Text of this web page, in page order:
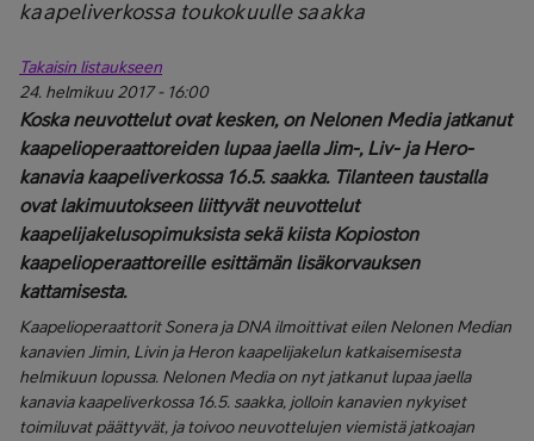
kaapeliverkossa toukokuulle saakka
Takaisin listaukseen
24. helmikuu 2017 - 16:00
Koska neuvottelut ovat kesken, on Nelonen Media jatkanut
kaapelioperaattoreiden lupaa jaella Jim-, Liv- ja Hero-
kanavia kaapeliverkossa 16.5. saakka. Tilanteen taustalla
ovat lakimuutokseen liittyvät neuvottelut
kaapelijakelusopimuksista sekä kiista Kopioston
kaapelioperaattoreille esittämän lisäkorvauksen
kattamisesta.
Kaapelioperaattorit Sonera ja DNA ilmoittivat eilen Nelonen Median
kanavien Jimin, Livin ja Heron kaapelijakelun katkaisemisesta
helmikuun lopussa. Nelonen Media on nyt jatkanut lupaa jaella
kanavia kaapeliverkossa 16.5. saakka, jolloin kanavien nykyiset
toimiluvat päättyvät, ja toivoo neuvottelujen viemistä jatkoajan